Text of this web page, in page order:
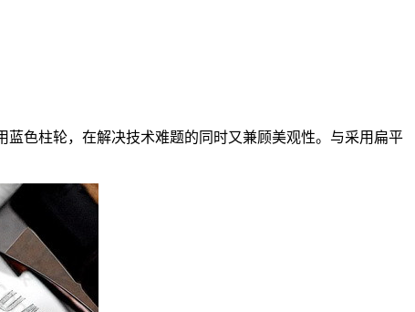
色柱轮，在解决技术难题的同时又兼顾美观性。与采用扁平